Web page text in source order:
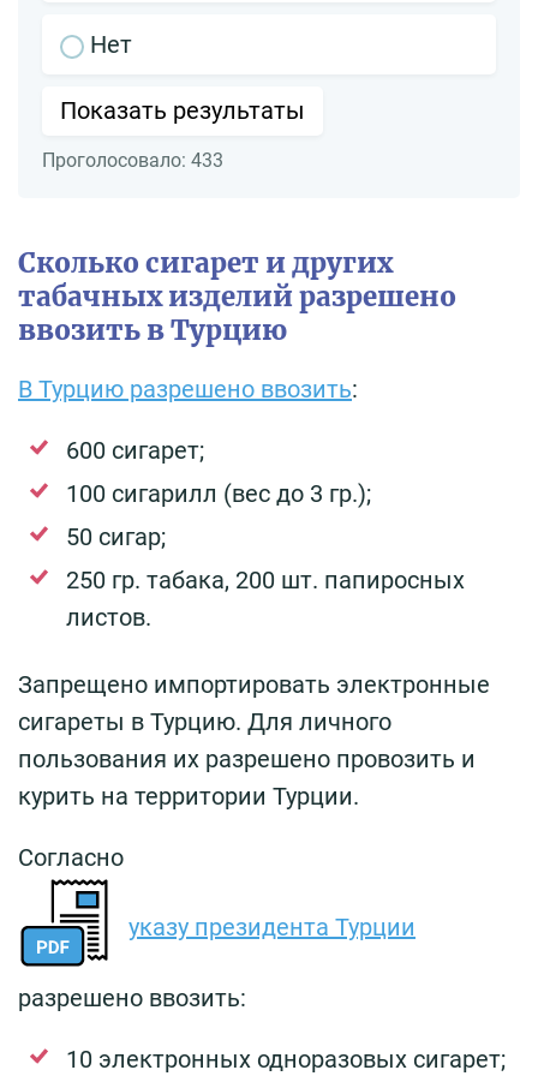
Нет
Показать результаты
Проголосовало: 433
Сколько сигарет и других
табачных изделий разрешено
ввозить в Турцию
В Турцию разрешено ввозить:
600 сигарет;
100 сигарилл (вес до 3 гр.);
50 сигар;
250 гр. табака, 200 шт. папиросных
листов.
Запрещено импортировать электронные
сигареты в Турцию. Для личного
пользования их разрешено провозить и
курить на территории Турции.
Согласно
указу президента Турции
разрешено ввозить:
10 электронных одноразовых сигарет;